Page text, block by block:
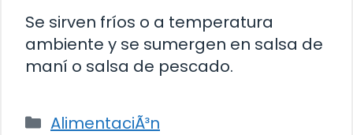
Se sirven fríos o a temperatura
ambiente y se sumergen en salsa de
maní o salsa de pescado.
Categorías
AlimentaciÃ³n